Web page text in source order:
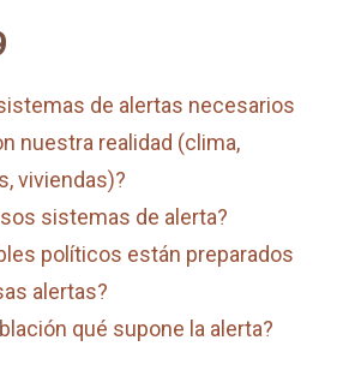
de alertas necesarios
nuestra realidad (clima,
viviendas)?
sistemas de alerta?
políticos están preparados
alertas?
qué supone la alerta?